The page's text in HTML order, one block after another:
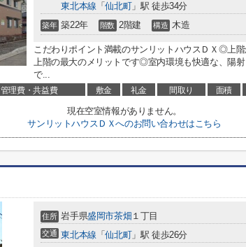
東北本線 「仙北町」駅 徒歩34分
築年 築22年 階数 2階建 構造 木造
こだわりポイント満載のサンリットハウスＤＸ◎上
上階の最大のメリットです◎室内環境も快適な、陽
で...
管理費・共益費 敷金 礼金 間取り 面積
現在空室情報がありません。
サンリットハウスＤＸへのお問い合わせはこちら
住所 岩手県盛岡市茶畑 １丁目
交通 東北本線 「仙北町」駅 徒歩26分